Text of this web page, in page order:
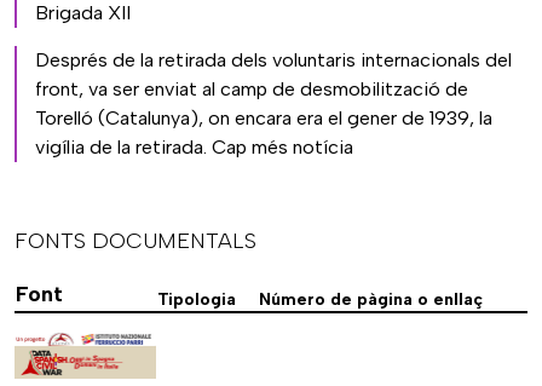
Brigada XII
Després de la retirada dels voluntaris internacionals del
front, va ser enviat al camp de desmobilització de
Torelló (Catalunya), on encara era el gener de 1939, la
vigília de la retirada. Cap més notícia
FONTS DOCUMENTALS
Font
Tipologia Número de pàgina o enllaç